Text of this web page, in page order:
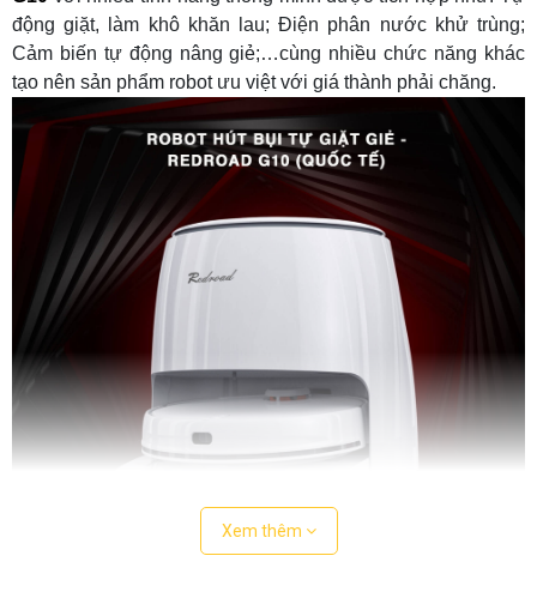
- Điện phân khử khuẩn
Xuất xứ Trung Quốc
Bảo hành 24 tháng
động giặt, làm khô khăn lau; Điện phân nước khử trùng;
Cảm biến tự động nâng giẻ;…cùng nhiều chức năng khác
tạo nên sản phẩm robot ưu việt với giá thành phải chăng.
Xem thêm